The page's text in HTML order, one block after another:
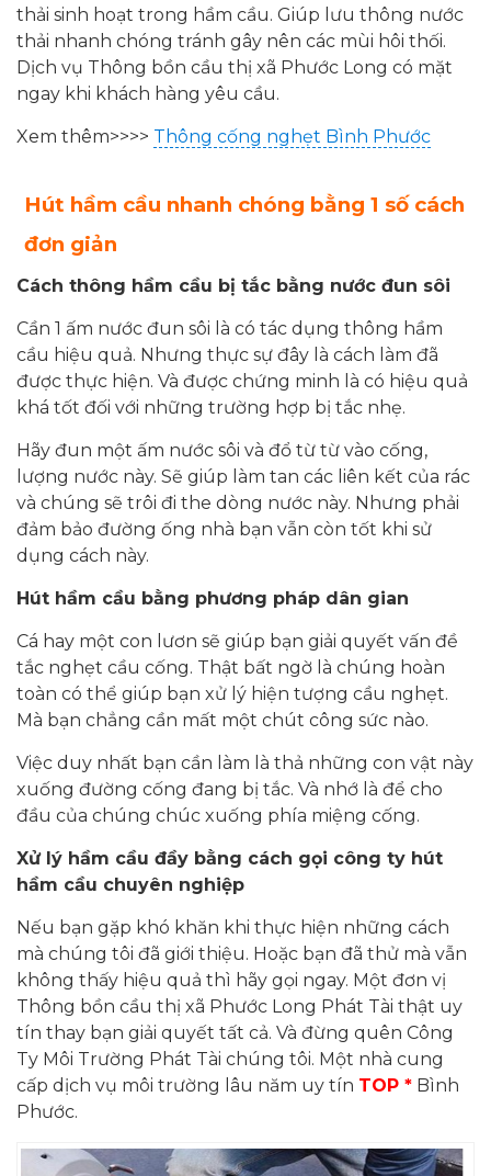
thải sinh hoạt trong hầm cầu. Giúp lưu thông nước
thải nhanh chóng tránh gây nên các mùi hôi thối.
Dịch vụ Thông bồn cầu thị xã Phước Long có mặt
ngay khi khách hàng yêu cầu.
Xem thêm>>>> Thông cống nghẹt Bình Phước
Hút hầm cầu nhanh chóng bằng 1 số cách
đơn giản
Cách thông hầm cầu bị tắc bằng nước đun sôi
Cần 1 ấm nước đun sôi là có tác dụng thông hầm
cầu hiệu quả. Nhưng thực sự đây là cách làm đã
được thực hiện. Và được chứng minh là có hiệu quả
khá tốt đối với những trường hợp bị tắc nhẹ.
Hãy đun một ấm nước sôi và đổ từ từ vào cống,
lượng nước này. Sẽ giúp làm tan các liên kết của rác
và chúng sẽ trôi đi the dòng nước này. Nhưng phải
đảm bảo đường ống nhà bạn vẫn còn tốt khi sử
dụng cách này.
Hút hầm cầu bằng phương pháp dân gian
Cá hay một con lươn sẽ giúp bạn giải quyết vấn đề
tắc nghẹt cầu cống. Thật bất ngờ là chúng hoàn
toàn có thể giúp bạn xử lý hiện tượng cầu nghẹt.
Mà bạn chẳng cần mất một chút công sức nào.
Việc duy nhất bạn cần làm là thả những con vật này
xuống đường cống đang bị tắc. Và nhớ là để cho
đầu của chúng chúc xuống phía miệng cống.
Xử lý hầm cầu đầy bằng cách gọi công ty hút
hầm cầu chuyên nghiệp
Nếu bạn gặp khó khăn khi thực hiện những cách
mà chúng tôi đã giới thiệu. Hoặc bạn đã thử mà vẫn
không thấy hiệu quả thì hãy gọi ngay. Một đơn vị
Thông bồn cầu thị xã Phước Long Phát Tài thật uy
tín thay bạn giải quyết tất cả. Và đừng quên Công
Ty Môi Trường Phát Tài chúng tôi. Một nhà cung
cấp dịch vụ môi trường lâu năm uy tín TOP * Bình
Phước.